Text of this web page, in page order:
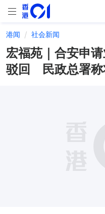
港闻 社会新闻
宏福苑｜合安申
驳回 民政总署称